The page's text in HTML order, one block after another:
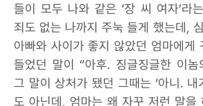
들이 모두 나와 같은 ‘장 씨 여자’라
죄도 없는 나까지 주눅 들게 했는데,
아빠와 사이가 좋지 않았던 엄마에게
들었던 말이 “아후. 징글징글한 이놈
그 말이 상처가 됐던 그때는 ‘아니.
도 아닌데, 엄마는 왜 자꾸 저런 말을